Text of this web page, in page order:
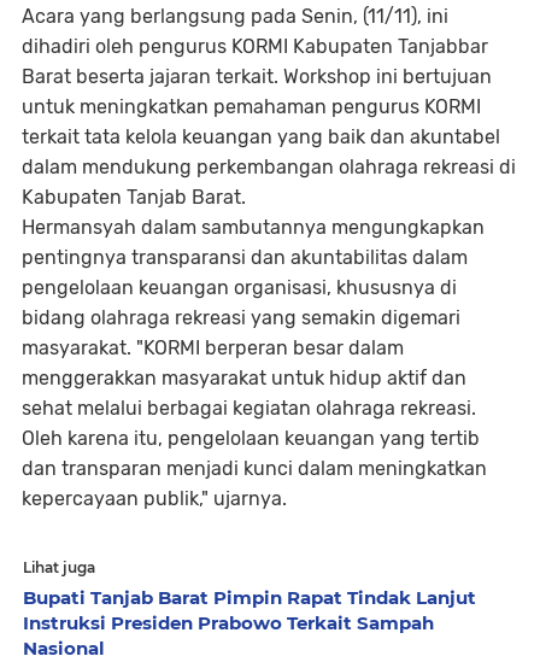
Acara yang berlangsung pada Senin, (11/11), ini
dihadiri oleh pengurus KORMI Kabupaten Tanjabbar
Barat beserta jajaran terkait. Workshop ini bertujuan
untuk meningkatkan pemahaman pengurus KORMI
terkait tata kelola keuangan yang baik dan akuntabel
dalam mendukung perkembangan olahraga rekreasi di
Kabupaten Tanjab Barat.
Hermansyah dalam sambutannya mengungkapkan
pentingnya transparansi dan akuntabilitas dalam
pengelolaan keuangan organisasi, khususnya di
bidang olahraga rekreasi yang semakin digemari
masyarakat. "KORMI berperan besar dalam
menggerakkan masyarakat untuk hidup aktif dan
sehat melalui berbagai kegiatan olahraga rekreasi.
Oleh karena itu, pengelolaan keuangan yang tertib
dan transparan menjadi kunci dalam meningkatkan
kepercayaan publik," ujarnya.
Lihat juga
Bupati Tanjab Barat Pimpin Rapat Tindak Lanjut
Instruksi Presiden Prabowo Terkait Sampah
Nasional